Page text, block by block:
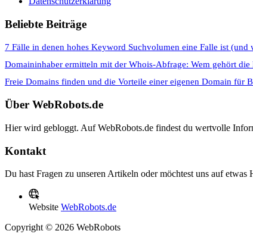
Beliebte Beiträge
7 Fälle in denen hohes Keyword Suchvolumen eine Falle ist
Domaininhaber ermitteln mit der Whois-Abfrage: Wem gehört die
Freie Domains finden und die Vorteile einer eigenen Domain für
Über WebRobots.de
Hier wird gebloggt. Auf WebRobots.de findest du wertvolle
Kontakt
Du hast Fragen zu unseren Artikeln oder möchtest uns auf
Website WebRobots.de
Copyright © 2026 WebRobots